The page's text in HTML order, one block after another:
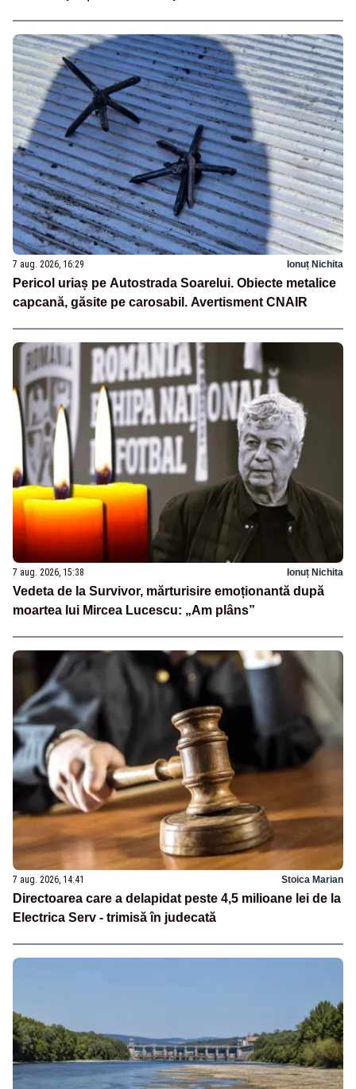
7 aug. 2026, 16:29 Ionuț Nichita
Pericol uriaș pe Autostrada Soarelui. Obiecte metalice
capcană, găsite pe carosabil. Avertisment CNAIR
7 aug. 2026, 15:38 Ionuț Nichita
Vedeta de la Survivor, mărturisire emoționantă după
moartea lui Mircea Lucescu: „Am plâns”
7 aug. 2026, 14:41 Stoica Marian
Directoarea care a delapidat peste 4,5 milioane lei de la
Electrica Serv - trimisă în judecată